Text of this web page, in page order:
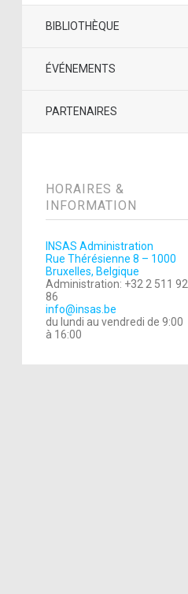
BIBLIOTHÈQUE
ÉVÉNEMENTS
PARTENAIRES
HORAIRES &
INFORMATION
INSAS Administration
Rue Thérésienne 8 – 1000
Bruxelles, Belgique
Administration: +32 2 511 92
86
info@insas.be
du lundi au vendredi de 9:00
à 16:00